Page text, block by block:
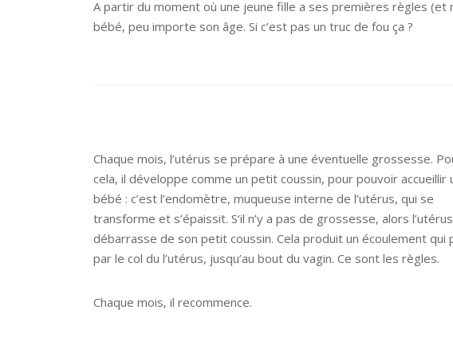
A partir du moment où une jeune fille a ses premières règles
bébé, peu importe son âge. Si c’est pas un truc de fou ça ?
Chaque mois, l’utérus se prépare à une éventuelle grossesse.
cela, il développe comme un petit coussin, pour pouvoir accueillir
bébé : c’est l’endomètre, muqueuse interne de l’utérus, qui se
transforme et s’épaissit. S‘il n’y a pas de grossesse, alors
débarrasse de son petit coussin. Cela produit un écoulement qui
par le col du l’utérus, jusqu’au bout du vagin. Ce sont les règles.
Chaque mois, il recommence.